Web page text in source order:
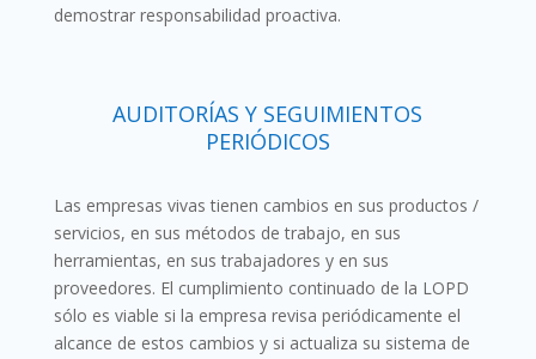
demostrar responsabilidad proactiva.
AUDITORÍAS Y SEGUIMIENTOS
PERIÓDICOS
Las empresas vivas tienen cambios en sus productos /
servicios, en sus métodos de trabajo, en sus
herramientas, en sus trabajadores y en sus
proveedores. El cumplimiento continuado de la LOPD
sólo es viable si la empresa revisa periódicamente el
alcance de estos cambios y si actualiza su sistema de